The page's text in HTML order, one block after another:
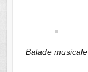
Balade musicale